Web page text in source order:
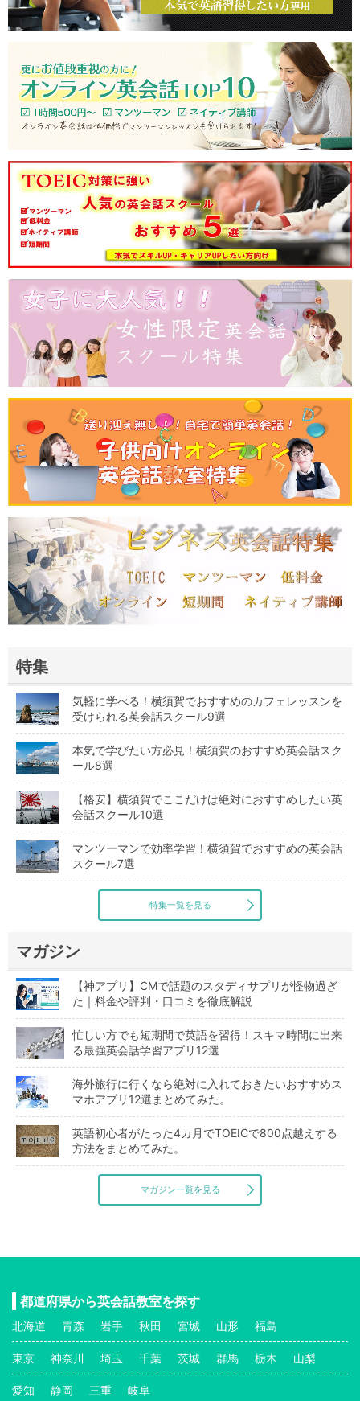
特集
気軽に学べる！横須賀でおすすめのカフェレッスンを
受けられる英会話スクール9選
本気で学びたい方必見！横須賀のおすすめ英会話スク
ール8選
【格安】横須賀でここだけは絶対におすすめしたい英
会話スクール10選
マンツーマンで効率学習！横須賀でおすすめの英会話
スクール7選
特集一覧を見る
マガジン
【神アプリ】CMで話題のスタディサプリが怪物過ぎ
た｜料金や評判・口コミを徹底解説
忙しい方でも短期間で英語を習得！スキマ時間に出来
る最強英会話学習アプリ12選
海外旅行に行くなら絶対に入れておきたいおすすめス
マホアプリ12選まとめてみた。
英語初心者がたった4カ月でTOEICで800点越えする
方法をまとめてみた。
マガジン一覧を見る
都道府県から英会話教室を探す
北海道 青森 岩手 秋田 宮城 山形 福島
東京 神奈川 埼玉 千葉 茨城 群馬 栃木 山梨
愛知 静岡 三重 岐阜